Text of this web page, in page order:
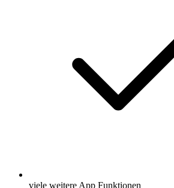
viele weitere App Funktionen